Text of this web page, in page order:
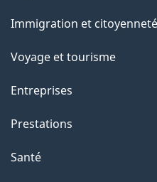
sujets
Immigration et citoyenneté
Voyage et tourisme
Entreprises
Prestations
Santé